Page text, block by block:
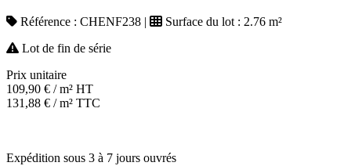
Référence : CHENF238 | Surface du lot : 2.76 m²
Lot de fin de série
Prix unitaire
109,90 € / m² HT
131,88 € / m² TTC
Expédition sous 3 à 7 jours ouvrés